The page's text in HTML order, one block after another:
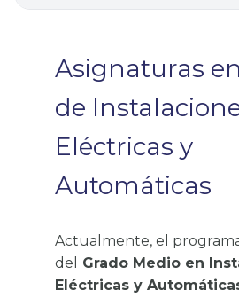
Asignaturas
de
Eléctricas y
Automáticas
Actualmente, el
del
Grado Medio en
Eléctricas y